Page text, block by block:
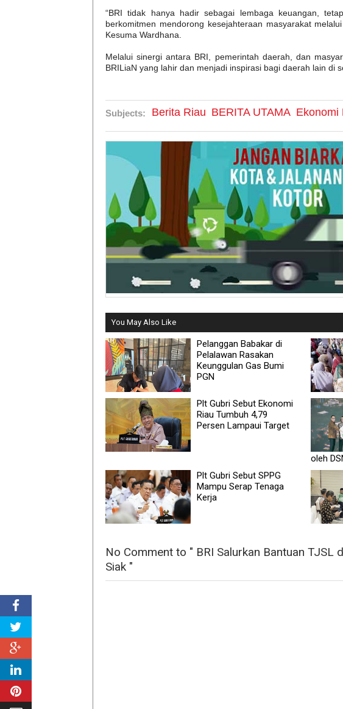
“BRI tidak hanya hadir sebagai lembaga keuangan,
berkomitmen mendorong kesejahteraan masyarakat
Kesuma Wardhana.
Melalui sinergi antara BRI, pemerintah daerah, dan
BRILiaN yang lahir dan menjadi inspirasi bagi daerah lain di
Subjects: Berita Riau BERITA UTAMA Ekonomi
You May Also Like
Pelanggan Babakar di
Pelalawan Rasakan
Keunggulan Gas Bumi
PGN
Plt Gubri Sebut Ekonomi
Riau Tumbuh 4,79
Persen Lampaui Target
oleh
Plt Gubri Sebut SPPG
Mampu Serap Tenaga
Kerja
No Comment to " BRI Salurkan Bantuan TJSL
Siak "